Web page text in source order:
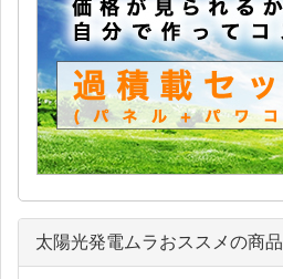
太陽光発電ムラおススメの商品